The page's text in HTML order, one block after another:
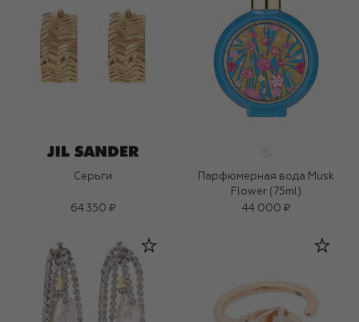
Серьги
64 350 ₽
Парфюмерная вода Musk
Flower (75ml)
44 000 ₽